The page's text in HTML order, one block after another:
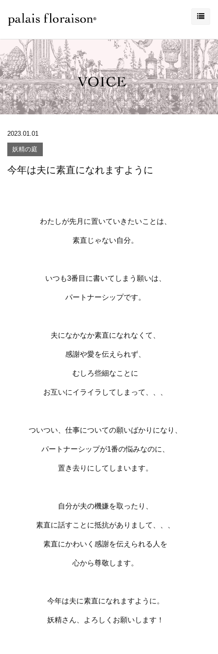
2023.01.01
妖精の庭
今年は夫に素直になれますように
わたしが先月に置いていきたいことは、
素直じゃない自分。
いつも3番目に書いてしまう願いは、
パートナーシップです。
夫になかなか素直になれなくて、
感謝や愛を伝えられず、
むしろ些細なことに
お互いにイライラしてしまって、、、
ついつい、仕事についての願いばかりになり、
パートナーシップが1番の悩みなのに、
置き去りにしてしまいます。
自分が夫の機嫌を取ったり、
素直に話すことに抵抗がありまして、、、
素直にかわいく感謝を伝えられる人を
心から尊敬します。
今年は夫に素直になれますように。
妖精さん、よろしくお願いします！